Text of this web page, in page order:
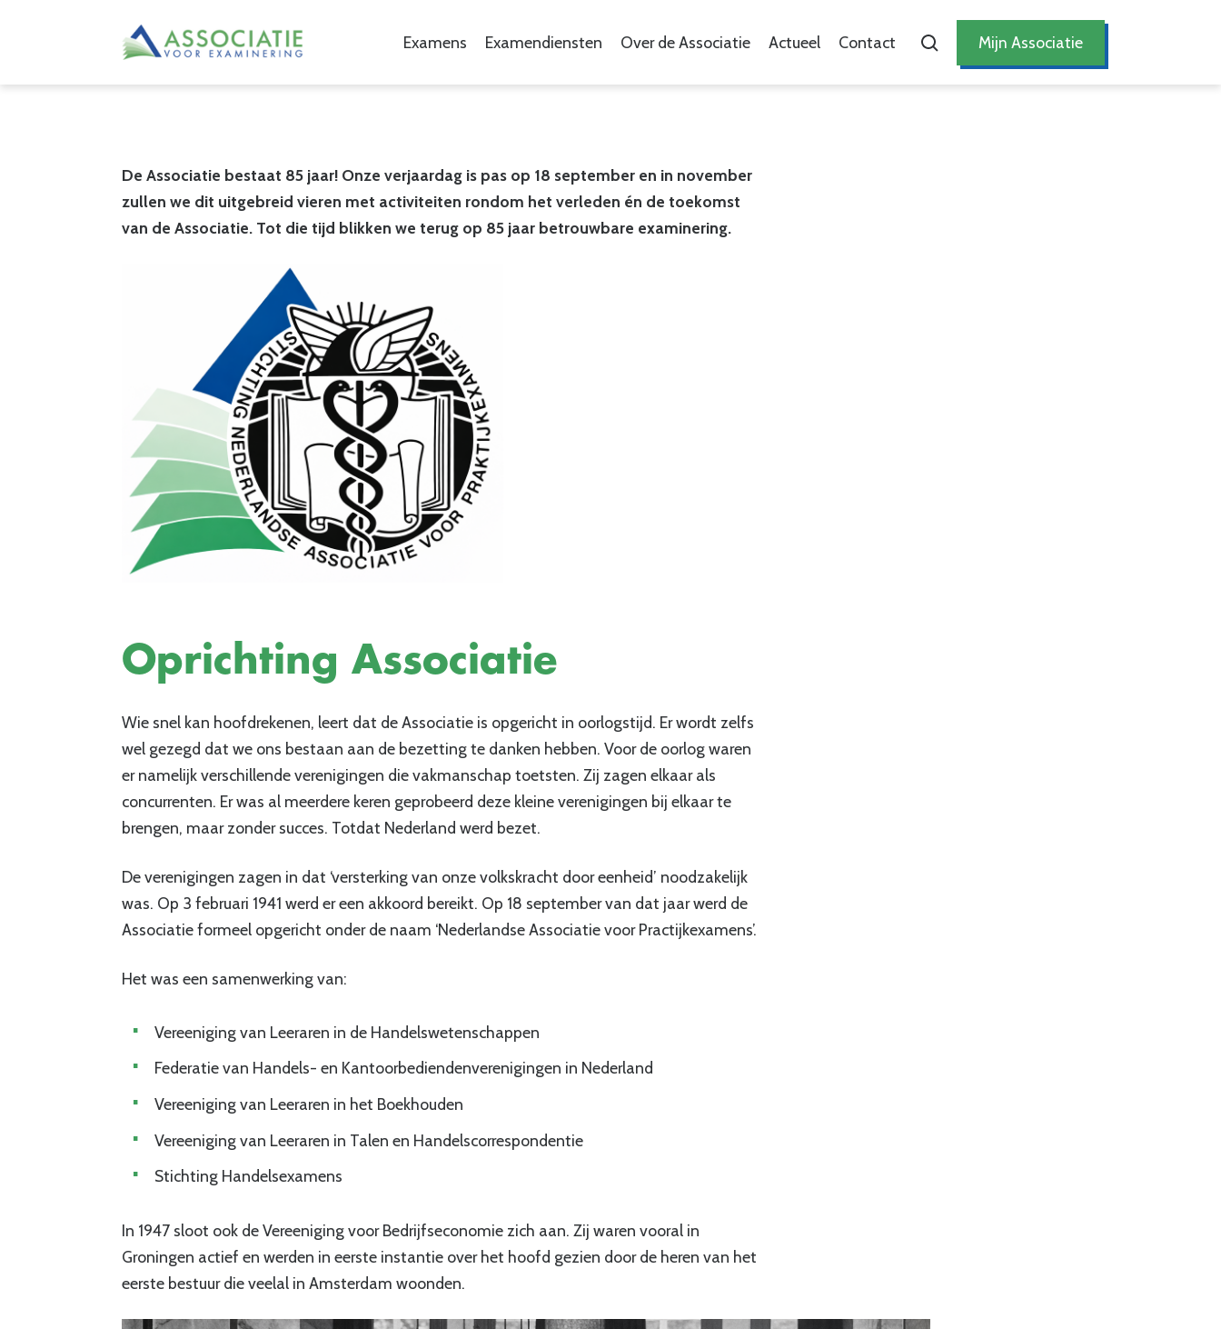
Mijn Associatie
Examens Examendiensten Over de Associatie Actueel Contact
De Associatie bestaat 85 jaar! Onze verjaardag is pas op 18 september en in november
zullen we dit uitgebreid vieren met activiteiten rondom het verleden én de toekomst
van de Associatie. Tot die tijd blikken we terug op 85 jaar betrouwbare examinering.
Oprichting Associatie
Wie snel kan hoofdrekenen, leert dat de Associatie is opgericht in oorlogstijd. Er wordt zelfs
wel gezegd dat we ons bestaan aan de bezetting te danken hebben. Voor de oorlog waren
er namelijk verschillende verenigingen die vakmanschap toetsten. Zij zagen elkaar als
concurrenten. Er was al meerdere keren geprobeerd deze kleine verenigingen bij elkaar te
brengen, maar zonder succes. Totdat Nederland werd bezet.
De verenigingen zagen in dat ‘versterking van onze volkskracht door eenheid’ noodzakelijk
was. Op 3 februari 1941 werd er een akkoord bereikt. Op 18 september van dat jaar werd de
Associatie formeel opgericht onder de naam ‘Nederlandse Associatie voor Practijkexamens’.
Het was een samenwerking van:
Vereeniging van Leeraren in de Handelswetenschappen
Federatie van Handels- en Kantoorbediendenverenigingen in Nederland
Vereeniging van Leeraren in het Boekhouden
Vereeniging van Leeraren in Talen en Handelscorrespondentie
Stichting Handelsexamens
In 1947 sloot ook de Vereeniging voor Bedrijfseconomie zich aan. Zij waren vooral in
Groningen actief en werden in eerste instantie over het hoofd gezien door de heren van het
eerste bestuur die veelal in Amsterdam woonden.